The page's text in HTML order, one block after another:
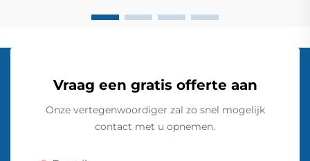
Vraag een gratis offerte aan
Onze vertegenwoordiger zal zo snel mogelijk
contact met u opnemen.